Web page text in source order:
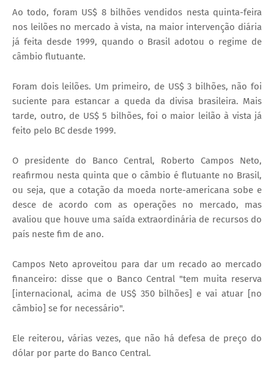
Ao todo, foram US$ 8 bilhões vendidos nesta quinta-feira
nos leilões no mercado à vista, na maior intervenção diária
já feita desde 1999, quando o Brasil adotou o regime de
câmbio flutuante.
Foram dois leilões. Um primeiro, de US$ 3 bilhões, não foi
suciente para estancar a queda da divisa brasileira. Mais
tarde, outro, de US$ 5 bilhões, foi o maior leilão à vista já
feito pelo BC desde 1999.
O presidente do Banco Central, Roberto Campos Neto,
reafirmou nesta quinta que o câmbio é flutuante no Brasil,
ou seja, que a cotação da moeda norte-americana sobe e
desce de acordo com as operações no mercado, mas
avaliou que houve uma saída extraordinária de recursos do
país neste fim de ano.
Campos Neto aproveitou para dar um recado ao mercado
financeiro: disse que o Banco Central "tem muita reserva
[internacional, acima de US$ 350 bilhões] e vai atuar [no
câmbio] se for necessário".
Ele reiterou, várias vezes, que não há defesa de preço do
dólar por parte do Banco Central.